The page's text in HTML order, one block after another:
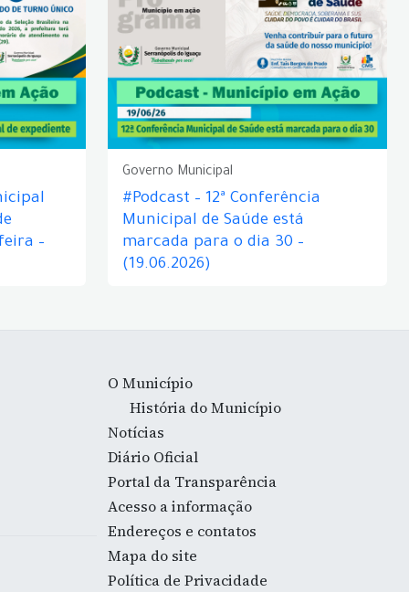
–
Governo Municipal
#Podcast – 12ª Conferência
Municipal de Saúde está
marcada para o dia 30 –
(19.06.2026)
O Município
História do Município
Notícias
Diário Oficial
Portal da Transparência
Acesso a informação
Endereços e contatos
Mapa do site
Política de Privacidade